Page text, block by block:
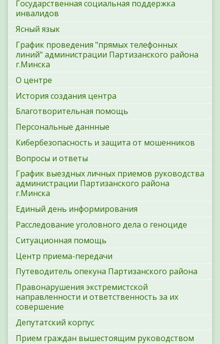
Государственная социальная поддержка
инвалидов
Ясный язык
График проведения "прямых телефонных
линий" администрации Партизанского района
г.Минска
О центре
История создания центра
Благотворительная помощь
Персональные даннные
Кибербезопасность и защита от мошенников
Вопросы и ответы
График выездных личных приемов руководства
администрации Партизанского района
г.Минска
Единый день информирования
Расследование уголовного дела о геноциде
Ситуационная помощь
Центр приема-передачи
Путеводитель опекуна Партизанского района
Правонарушения экстремистской
направленности и ответственность за их
совершение
Депутатский корпус
Прием граждан вышестоящим руководством